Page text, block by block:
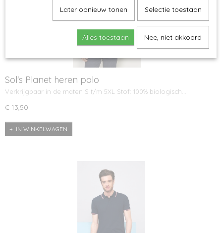
Sol's Planet heren polo
Verkrijgbaar in de maten S t/m 5XL Stof: 100% biologisch…
€ 13,50
IN WINKELWAGEN
Later opnieuw tonen Selectie toestaan
Alles toestaan Nee, niet akkoord